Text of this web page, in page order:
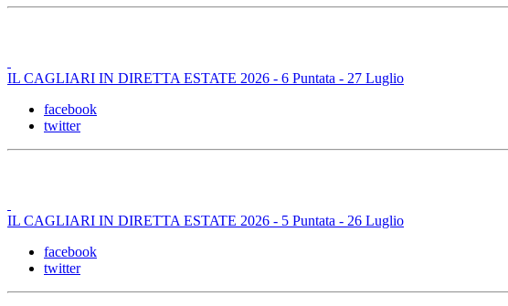
IL CAGLIARI IN DIRETTA ESTATE 2026 - 6 Puntata - 27 Luglio
facebook
twitter
IL CAGLIARI IN DIRETTA ESTATE 2026 - 5 Puntata - 26 Luglio
facebook
twitter